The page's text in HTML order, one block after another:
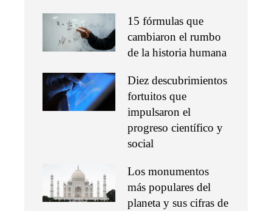
15 fórmulas que
cambiaron el rumbo
de la historia humana
Diez descubrimientos
fortuitos que
impulsaron el
progreso científico y
social
Los monumentos
más populares del
planeta y sus cifras de